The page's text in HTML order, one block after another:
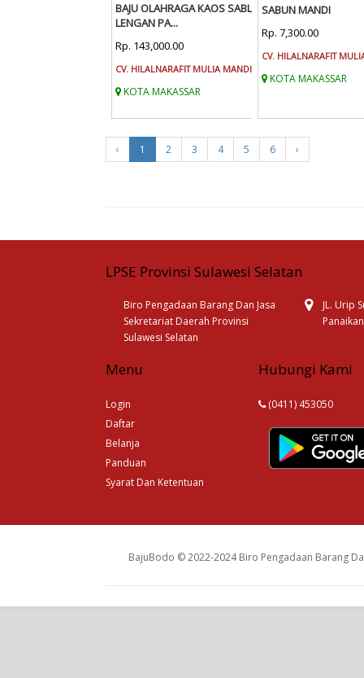
BAJU OLAHRAGA KAOS SABLON
LENGAN PA...
Rp. 143,000.00
CV. HILALNARAFIT MULIA MANDIRI
KOTA MAKASSAR
SABUN MANDI
Rp. 7,300.00
CV. HILALNARAFIT
KOTA MAKASSAR
‹ 1 2 3 4 5 6 ›
LPSE Provinsi Sulawesi Selatan
Biro Pengadaan Barang Dan Jasa
Sekretariat Daerah Provinsi
Sulawesi Selatan
JL. Urip
Menu
Login
Daftar
Belanja
Panduan
Syarat Dan Ketentuan
Hubungi Kami
(0411) 453050
BajuBodo © 2022-2024 Biro Pengadaan Barang